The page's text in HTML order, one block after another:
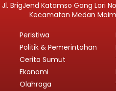
Jl. BrigJend Katamso Gang Lori
Kecamatan Medan
Peristiwa
Politik & Pemerintahan
Cerita Sumut
Ekonomi
Olahraga